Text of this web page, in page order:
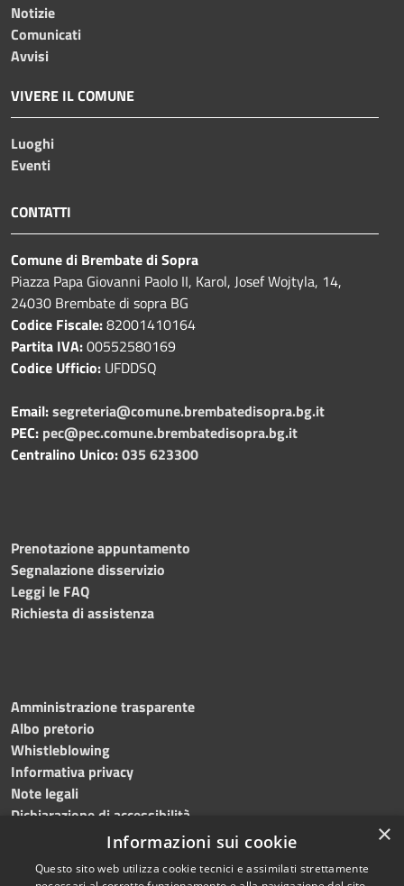
Notizie
Comunicati
Avvisi
VIVERE IL COMUNE
Luoghi
Eventi
CONTATTI
Comune di Brembate di Sopra
Piazza Papa Giovanni Paolo II, Karol, Josef Wojtyla, 14,
24030 Brembate di sopra BG
Codice Fiscale:82001410164
Partita IVA:00552580169
Codice Ufficio: UFDDSQ
Email:segreteria@comune.brembatedisopra.bg.it
PEC: pec@pec.comune.brembatedisopra.bg.it
Centralino Unico:035 623300
Prenotazione appuntamento
Segnalazione disservizio
Leggi le FAQ
Richiesta di assistenza
Amministrazione trasparente
Albo pretorio
Whistleblowing
Informativa privacy
Note legali
Dichiarazione di accessibilità
×
Informazioni sui cookie
Questo sito web utilizza cookie tecnici e assimilati strettamente